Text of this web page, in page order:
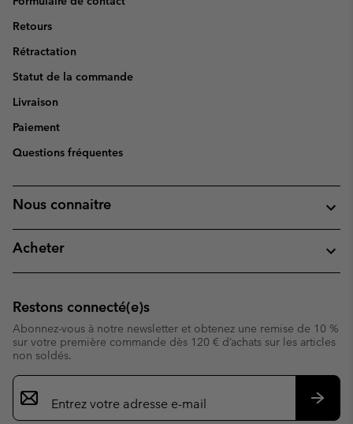
Retours
Rétractation
Statut de la commande
Livraison
Paiement
Questions fréquentes
Nous connaitre
Acheter
Restons connecté(e)s
Abonnez-vous à notre newsletter et obtenez une remise de 10 %
sur votre première commande dès 120 € d’achats sur les articles
non soldés.
Inscription
par
e-